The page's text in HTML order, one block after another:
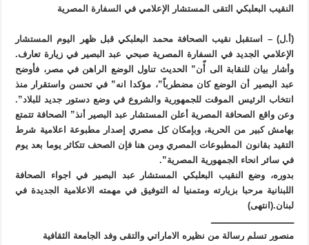
النقيب البعلبكي التقى المستشار الإعلامي في السفارة المصرية
(أ.ل) – استقبل نقيب الصحافة محمد البعلبكي قبل ظهر اليوم المستشار
الإعلامي الجديد في السفارة المصرية صبحي عبد البصير في زيارة تعارف.
وأشار بيان للنقابة الى أّن” الحديث تناول الوضع الراهن في مصر، فأوضح
عبد البصير أن الوضع كان مضطرباً”، مؤكدا انه” في تحسن واستقرار منذ
انتخاب الرئيس الموقت للجمهورية والشروع في وضع دستور جديد للبلاد”.
وعن واقع الصحافة المصرية أعلن المستشار عبد البصير أنذ” الصحافة تتمتع
بهامش كبير من الحرية، وبإمكان كل مصري إصدار مطبوعة اعلامية شرط
التقيد بقانون المطبوعات المصري ومن هنا فإن الصحف تتكاثر يوما بعد يوم
في سائر انحاء الجمهورية المصرية”.
بدوره، وضع النقيب البعلبكي المستشار عبد البصير في اجواء الصحافة
اللبنانية مرحبا بزيارته ومتمنيا له التوفيق في مهمته الاعلامية الجديدة في
لبنان.(انتهى)
ــــــــــــــــــــــــــــــ
منصور تسلم رسالة من نظيره الاماراتي والتقى وفد الجامعة الثقافية